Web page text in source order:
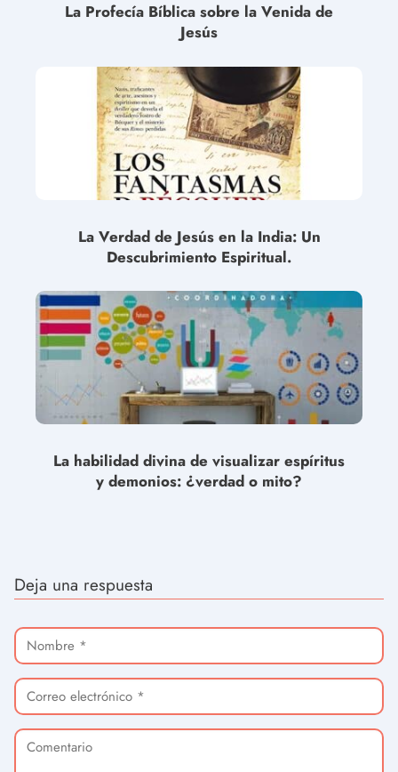
La Profecía Bíblica sobre la Venida de
Jesús
La Verdad de Jesús en la India: Un
Descubrimiento Espiritual.
La habilidad divina de visualizar espíritus
y demonios: ¿verdad o mito?
Deja una respuesta